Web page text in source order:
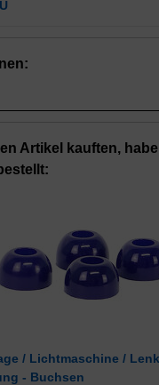
Artikel kauften,
/ Lichtmaschine /
- Buchsen